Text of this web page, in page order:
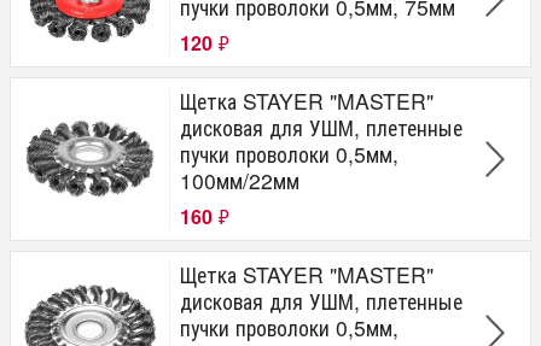
пучки проволоки 0,5мм, 75мм
120 ₽
Щетка STAYER "MASTER"
дисковая для УШМ, плетенные
пучки проволоки 0,5мм,
100мм/22мм
160 ₽
Щетка STAYER "MASTER"
дисковая для УШМ, плетенные
пучки проволоки 0,5мм,